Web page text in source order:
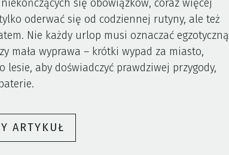
się obowiązków, coraz więcej
oderwać się od codziennej rutyny, ale też
Nie każdy urlop musi oznaczać egzotyczną
mała wyprawa – krótki wypad za miasto,
aby doświadczyć prawdziwej przygody,
ARTYKUŁ
WYPRAWY,